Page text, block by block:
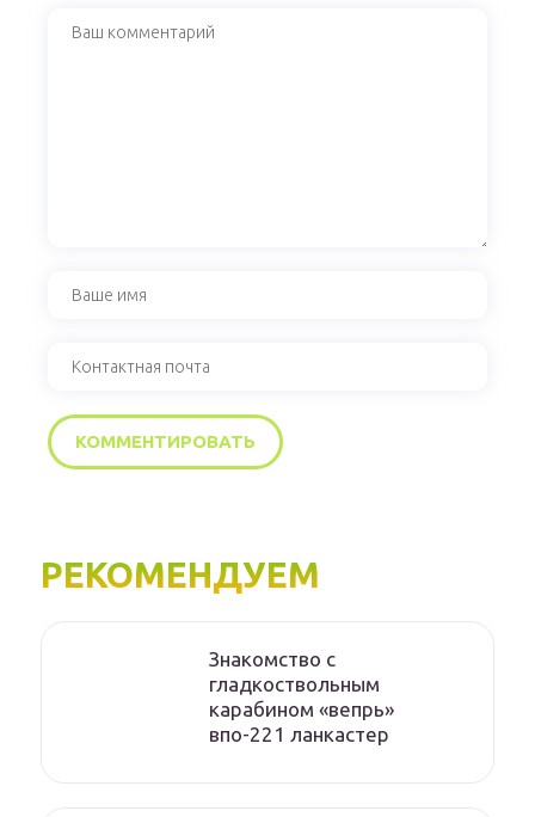
РЕКОМЕНДУЕМ
Знакомство с
гладкоствольным
карабином «вепрь»
впо-221 ланкастер